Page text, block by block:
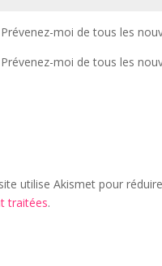
Prévenez-moi de tous les
Prévenez-moi de tous les
utilise Akismet pour
traitées.